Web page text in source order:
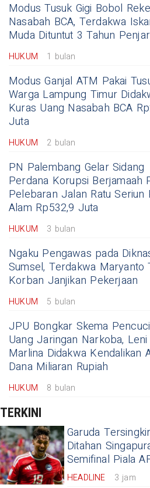
Modus Tusuk Gigi Bobol
Nasabah BCA, Terdakwa
Muda Dituntut 3 Tahun
HUKUM 1 bulan
Modus Ganjal ATM Pakai
Warga Lampung Timur
Kuras Uang Nasabah BCA
Juta
HUKUM 2 bulan
PN Palembang Gelar Sidang
Perdana Korupsi Berjamaah
Pelebaran Jalan Ratu Seriun
Alam Rp532,9 Juta
HUKUM 3 bulan
Ngaku Pengawas pada
Sumsel, Terdakwa Maryanto
Korban Janjikan Pekerjaan
HUKUM 5 bulan
JPU Bongkar Skema
Uang Jaringan Narkoba, Leni
Marlina Didakwa Kendalikan
Dana Miliaran Rupiah
HUKUM 8 bulan
TERKINI
Garuda
Ditahan
Semifinal Piala
HEADLINE 3 jam